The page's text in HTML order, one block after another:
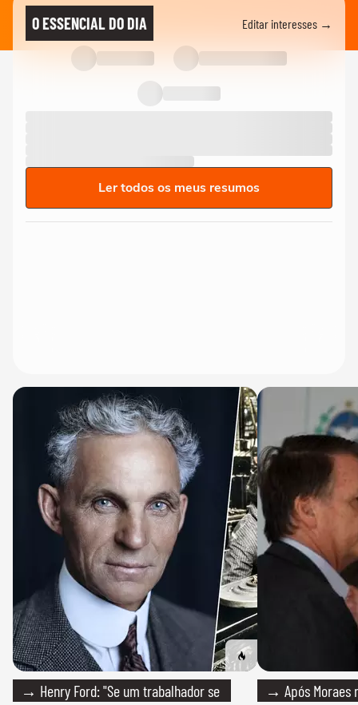
O ESSENCIAL DO DIA Editar interesses →
Ler todos os meus resumos
→ Henry Ford: "Se um trabalhador se → Após Moraes